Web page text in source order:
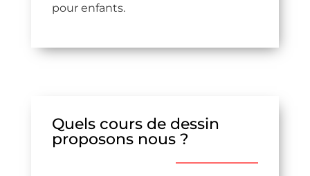
pour enfants.
Quels cours de dessin
proposons nous ?